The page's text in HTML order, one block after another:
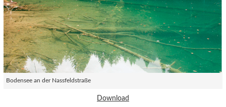
Bodensee an der Nassfeldstraße
Download